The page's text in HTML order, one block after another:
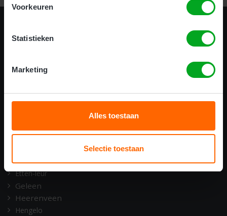
Voorkeuren
Statistieken
Marketing
Alles toestaan
Selectie toestaan
ONZE OPLEIDINGSLOCATIES
Amsterdam
Deventer
Emmen
Etten-leur
Geleen
Heerenveen
Hengelo